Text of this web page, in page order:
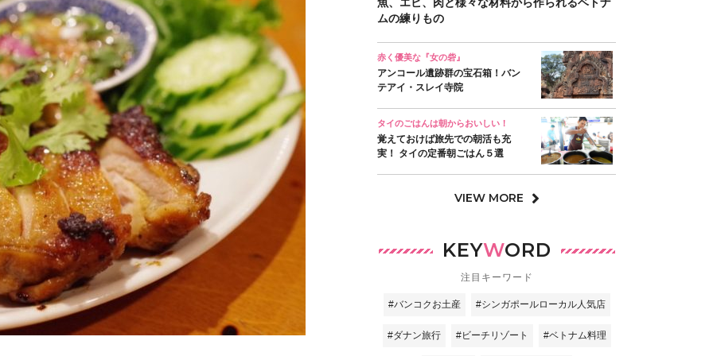
ムの練りもの
赤く優美な『女の砦』
アンコール遺跡群の宝石箱！バン
テアイ・スレイ寺院
タイのごはんは朝からおいしい！
覚えておけば旅先での朝活も充
実！ タイの定番朝ごはん５選
VIEW MORE
KEYWORD
注目キーワード
#バンコクお土産 #シンガポールローカル人気店
#ダナン旅行 #ビーチリゾート #ベトナム料理